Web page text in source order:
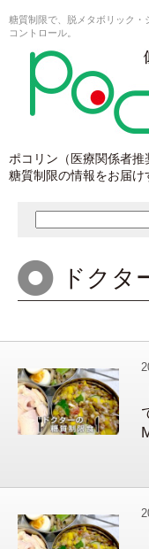
糖質制限で、脱メタボリック・
コントロール。
ポコリン（医療関係者
糖質制限の情報をお届け
ドクタ